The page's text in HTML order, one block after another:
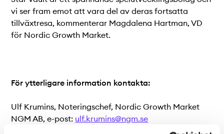
vi ser fram emot att vara del av deras fortsatta
tillväxtresa, kommenterar Magdalena Hartman, VD
för Nordic Growth Market.
För ytterligare information kontakta:
Ulf Krumins, Noteringschef, Nordic Growth Market
NGM AB, e-post: ulf.krumins@ngm.se